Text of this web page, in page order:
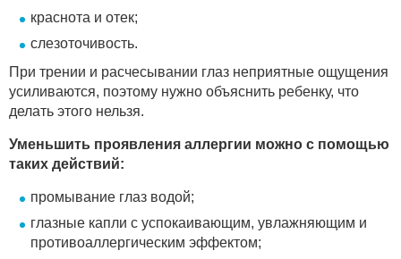
краснота и отек;
слезоточивость.
При трении и расчесывании глаз неприятные ощущения
усиливаются, поэтому нужно объяснить ребенку, что
делать этого нельзя.
Уменьшить проявления аллергии можно с помощью
таких действий:
промывание глаз водой;
глазные капли с успокаивающим, увлажняющим и
противоаллергическим эффектом;